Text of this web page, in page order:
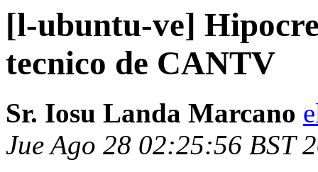
[l-ubuntu-ve]
tecnico de CANTV
Sr. Iosu Landa Marcano
Jue Ago 28 02:25:56 BST